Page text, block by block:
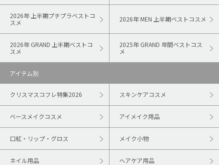
2026年 上半期プチプラベストコ
スメ
2026年 MEN 上半期ベストコスメ
2026年 GRAND 上半期ベストコ
スメ
2025年 GRAND 年間ベストコス
メ
アイテム別
クリスマスコフレ特集2026 スキンケアコスメ
ベースメイクコスメ アイメイク用品
口紅・リップ・グロス メイク小物
ネイル用品 ヘアケア用品